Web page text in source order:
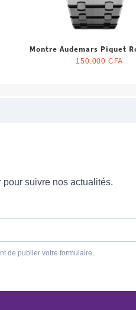
Montre Audemars Piquet
Automatique pour
150.000 CFA